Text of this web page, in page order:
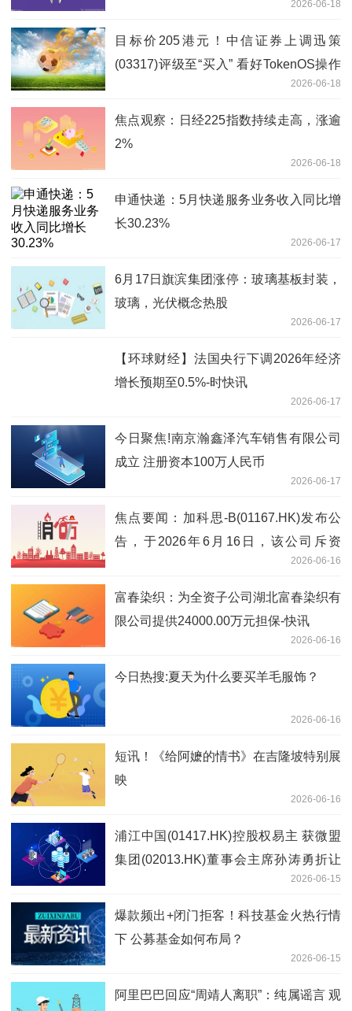
2026-06-18
目标价205港元！中信证券上调迅策
(03317)评级至“买入” 看好TokenOS操作
2026-06-18
焦点观察：日经225指数持续走高，涨逾
2%
2026-06-18
申通快递：5月快递服务业务收入同比增
长30.23%
2026-06-17
6月17日旗滨集团涨停：玻璃基板封装，
玻璃，光伏概念热股
2026-06-17
【环球财经】法国央行下调2026年经济
增长预期至0.5%-时快讯
2026-06-17
今日聚焦!南京瀚鑫泽汽车销售有限公司
成立 注册资本100万人民币
2026-06-17
焦点要闻：加科思-B(01167.HK)发布公
告，于2026年6月16日，该公司斥资
2026-06-16
富春染织：为全资子公司湖北富春染织有
限公司提供24000.00万元担保-快讯
2026-06-16
今日热搜:夏天为什么要买羊毛服饰？
2026-06-16
短讯！《给阿嬷的情书》在吉隆坡特别展
映
2026-06-16
浦江中国(01417.HK)控股权易主 获微盟
集团(02013.HK)董事会主席孙涛勇折让
2026-06-15
爆款频出+闭门拒客！科技基金火热行情
下 公募基金如何布局？
2026-06-15
阿里巴巴回应“周靖人离职”：纯属谣言 观